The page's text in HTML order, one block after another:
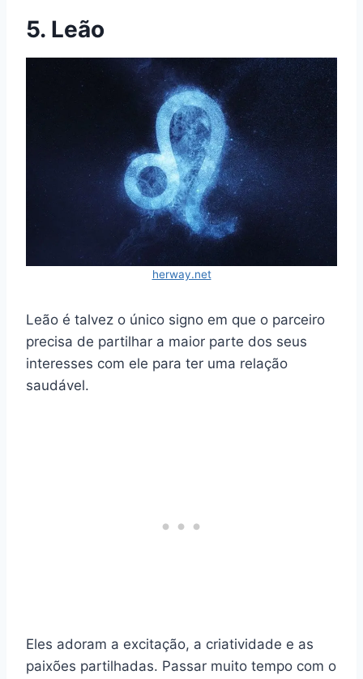
5. Leão
herway.net
Leão é talvez o único signo em que o parceiro
precisa de partilhar a maior parte dos seus
interesses com ele para ter uma relação
saudável.
Eles adoram a excitação, a criatividade e as
paixões partilhadas. Passar muito tempo com o